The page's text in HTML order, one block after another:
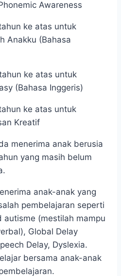
Awareness
ke atas untuk
Anakku (Bahasa
ke atas untuk
(Bahasa Inggeris)
ke atas untuk
Kreatif
menerima anak berusia
yang masih belum
anak-anak yang
pembelajaran seperti
autisme (mestilah mampu
Global Delay
Delay, Dyslexia.
bersama anak-anak